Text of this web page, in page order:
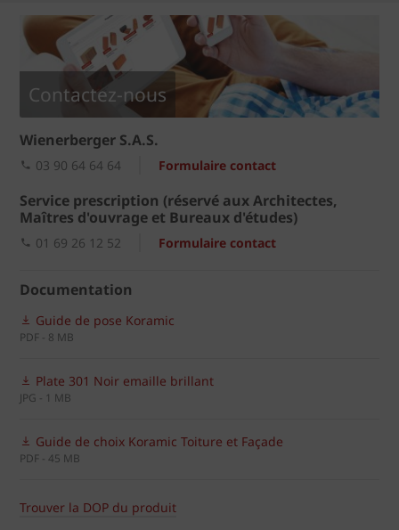
Contactez-nous
Wienerberger S.A.S.
Formulaire contact
03 90 64 64 64
Service prescription (réservé aux Architectes,
Maîtres d'ouvrage et Bureaux d'études)
Formulaire contact
01 69 26 12 52
Documentation
Guide de pose Koramic
PDF - 8 MB
Plate 301 Noir emaille brillant
JPG - 1 MB
Guide de choix Koramic Toiture et Façade
PDF - 45 MB
Trouver la DOP du produit